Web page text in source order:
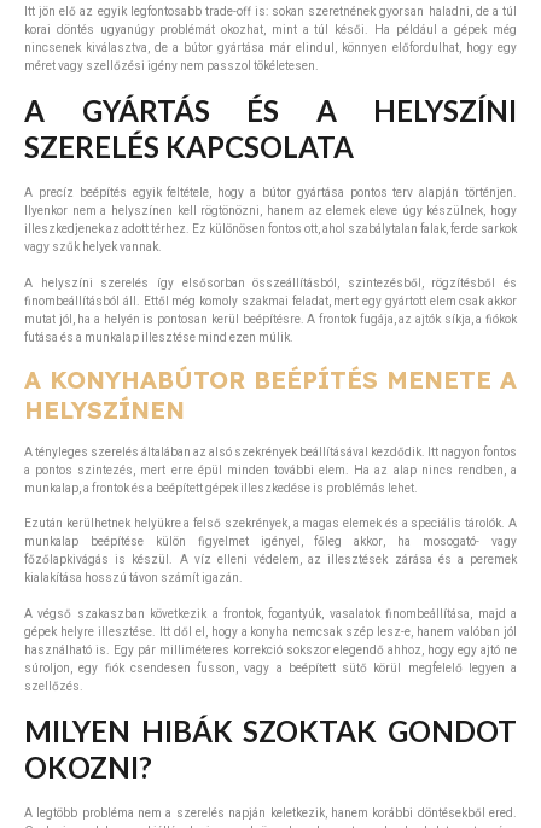
Itt jön elő az egyik legfontosabb trade-off is: sokan szeretnének gyorsan haladni, de a túl
korai döntés ugyanúgy problémát okozhat, mint a túl késői. Ha például a gépek még
nincsenek kiválasztva, de a bútor gyártása már elindul, könnyen előfordulhat, hogy egy
méret vagy szellőzési igény nem passzol tökéletesen.
A GYÁRTÁS ÉS A HELYSZÍNI
SZERELÉS KAPCSOLATA
A precíz beépítés egyik feltétele, hogy a bútor gyártása pontos terv alapján történjen.
Ilyenkor nem a helyszínen kell rögtönözni, hanem az elemek eleve úgy készülnek, hogy
illeszkedjenek az adott térhez. Ez különösen fontos ott, ahol szabálytalan falak, ferde sarkok
vagy szűk helyek vannak.
A helyszíni szerelés így elsősorban összeállításból, szintezésből, rögzítésből és
finombeállításból áll. Ettől még komoly szakmai feladat, mert egy gyártott elem csak akkor
mutat jól, ha a helyén is pontosan kerül beépítésre. A frontok fugája, az ajtók síkja, a fiókok
futása és a munkalap illesztése mind ezen múlik.
A KONYHABÚTOR BEÉPÍTÉS MENETE A
HELYSZÍNEN
A tényleges szerelés általában az alsó szekrények beállításával kezdődik. Itt nagyon fontos
a pontos szintezés, mert erre épül minden további elem. Ha az alap nincs rendben, a
munkalap, a frontok és a beépített gépek illeszkedése is problémás lehet.
Ezután kerülhetnek helyükre a felső szekrények, a magas elemek és a speciális tárolók. A
munkalap beépítése külön figyelmet igényel, főleg akkor, ha mosogató- vagy
főzőlapkivágás is készül. A víz elleni védelem, az illesztések zárása és a peremek
kialakítása hosszú távon számít igazán.
A végső szakaszban következik a frontok, fogantyúk, vasalatok finombeállítása, majd a
gépek helyre illesztése. Itt dől el, hogy a konyha nemcsak szép lesz-e, hanem valóban jól
használható is. Egy pár milliméteres korrekció sokszor elegendő ahhoz, hogy egy ajtó ne
súroljon, egy fiók csendesen fusson, vagy a beépített sütő körül megfelelő legyen a
szellőzés.
MILYEN HIBÁK SZOKTAK GONDOT
OKOZNI?
A legtöbb probléma nem a szerelés napján keletkezik, hanem korábbi döntésekből ered.